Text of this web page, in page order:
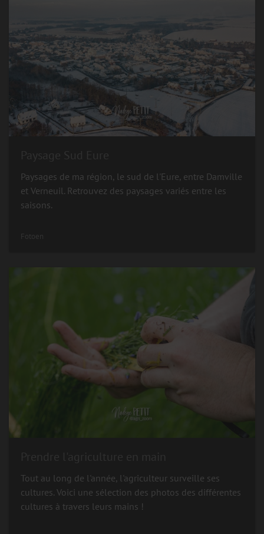
Paysages de ma région, le sud de l'Eure, entre Damville
et Verneuil. Retrouvez des paysages variés entre les
saisons.
Fotoen
Tout au long de l'année, l'agriculteur surveille ses
cultures. Voici une sélection des photos des différentes
cultures à travers leurs mains !